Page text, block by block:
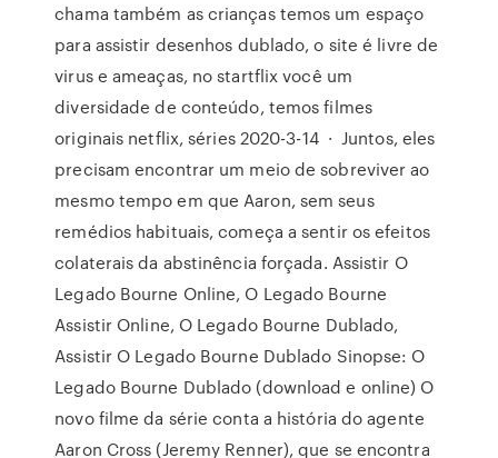
chama também as crianças temos um espaço
para assistir desenhos dublado, o site é livre de
virus e ameaças, no startflix você um
diversidade de conteúdo, temos filmes
originais netflix, séries 2020-3-14 · Juntos, eles
precisam encontrar um meio de sobreviver ao
mesmo tempo em que Aaron, sem seus
remédios habituais, começa a sentir os efeitos
colaterais da abstinência forçada. Assistir O
Legado Bourne Online, O Legado Bourne
Assistir Online, O Legado Bourne Dublado,
Assistir O Legado Bourne Dublado Sinopse: O
Legado Bourne Dublado (download e online) O
novo filme da série conta a história do agente
Aaron Cross (Jeremy Renner), que se encontra